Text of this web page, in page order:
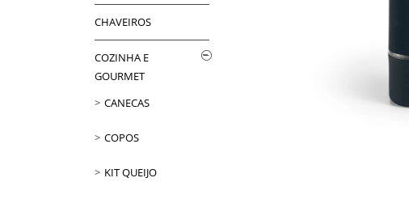
CHAVEIROS
COZINHA E
GOURMET
CANECAS
COPOS
KIT QUEIJO